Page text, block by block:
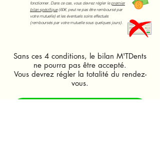
fonctionner. Dans ce cas, vous devrez régler lepremier
bilan spécifique(60€, peut ne pas être remboursé par
votre mutuelle) et les éventuels soins effectués
(remboursés par votre mutuelle sous quelques jours).
Sans ces 4 conditions, le bilan M'TDents
ne pourra pas être accepté.
Vous devrez régler la totalité du rendez-
vous.